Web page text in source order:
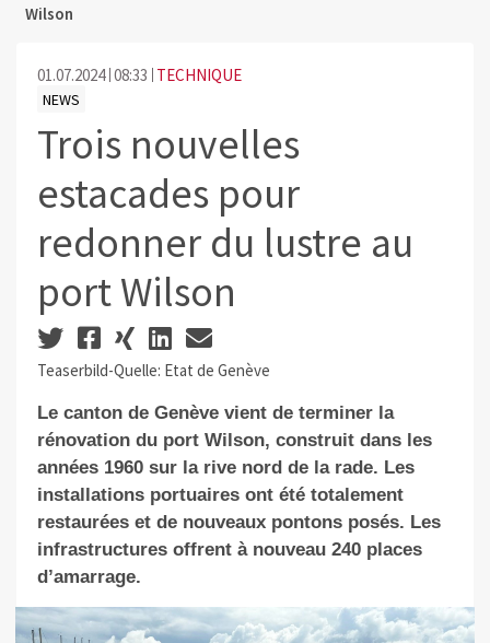
Wilson
01.07.2024 08:33 TECHNIQUE
NEWS
Trois nouvelles
estacades pour
redonner du lustre au
port Wilson
Teaserbild-Quelle: Etat de Genève
Le canton de Genève vient de terminer la
rénovation du port Wilson, construit dans les
années 1960 sur la rive nord de la rade. Les
installations portuaires ont été totalement
restaurées et de nouveaux pontons posés. Les
infrastructures offrent à nouveau 240 places
d’amarrage.